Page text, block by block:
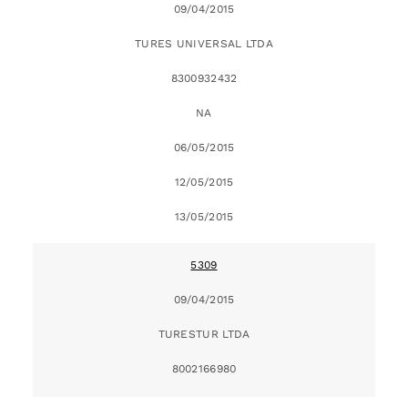
09/04/2015
TURES UNIVERSAL LTDA
8300932432
NA
06/05/2015
12/05/2015
13/05/2015
5309
09/04/2015
TURESTUR LTDA
8002166980